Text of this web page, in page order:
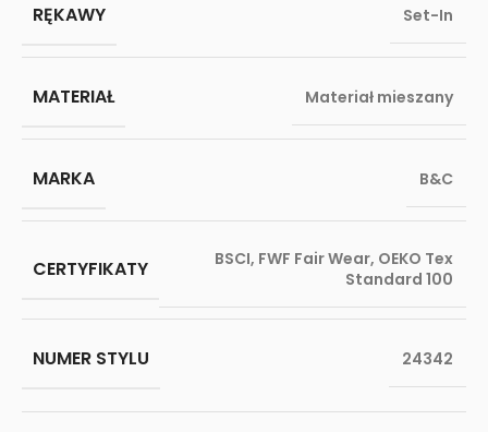
RĘKAWY Set-In
MATERIAŁ Materiał mieszany
MARKA B&C
CERTYFIKATY BSCI, FWF Fair Wear, OEKO Tex
Standard 100
NUMER STYLU 24342